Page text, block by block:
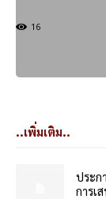
16
..เพิ่มเติม..
ประก
การเ